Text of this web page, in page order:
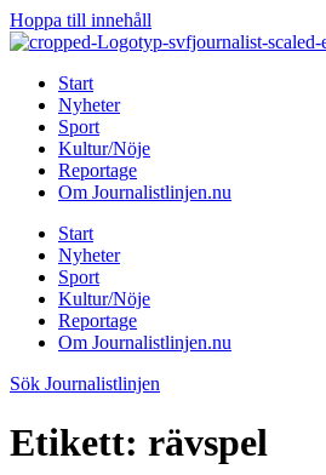
Hoppa till innehåll
Start
Nyheter
Sport
Kultur/Nöje
Reportage
Om Journalistlinjen.nu
Start
Nyheter
Sport
Kultur/Nöje
Reportage
Om Journalistlinjen.nu
Sök Journalistlinjen
Etikett: rävspel